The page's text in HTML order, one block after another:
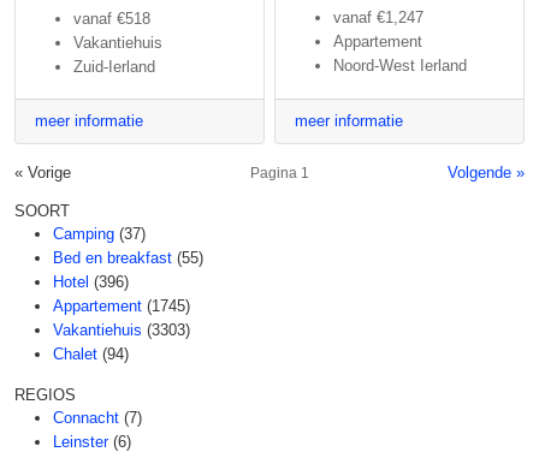
vanaf €518
Vakantiehuis
Zuid-Ierland
meer informatie
vanaf €1,247
Appartement
Noord-West Ierland
meer informatie
« Vorige Volgende »
Pagina 1
SOORT
Camping (37)
Bed en breakfast (55)
Hotel (396)
Appartement (1745)
Vakantiehuis (3303)
Chalet (94)
REGIOS
Connacht (7)
Leinster (6)